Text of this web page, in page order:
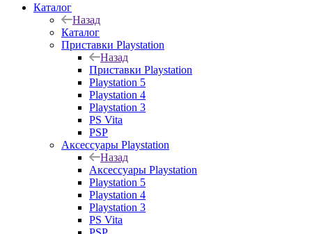
Каталог
Назад
Каталог
Приставки Playstation
Назад
Приставки Playstation
Playstation 5
Playstation 4
Playstation 3
PS Vita
PSP
Аксессуары Playstation
Назад
Аксессуары Playstation
Playstation 5
Playstation 4
Playstation 3
PS Vita